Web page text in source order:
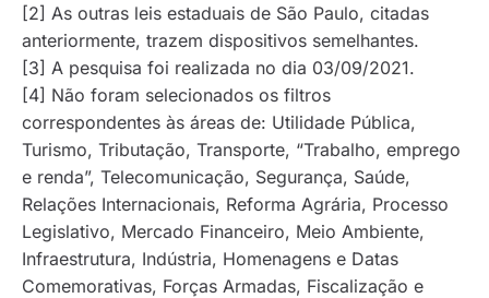
[2] As outras leis estaduais de São Paulo, citadas
anteriormente, trazem dispositivos semelhantes.
[3] A pesquisa foi realizada no dia 03/09/2021.
[4] Não foram selecionados os filtros
correspondentes às áreas de: Utilidade Pública,
Turismo, Tributação, Transporte, “Trabalho, emprego
e renda”, Telecomunicação, Segurança, Saúde,
Relações Internacionais, Reforma Agrária, Processo
Legislativo, Mercado Financeiro, Meio Ambiente,
Infraestrutura, Indústria, Homenagens e Datas
Comemorativas, Forças Armadas, Fiscalização e